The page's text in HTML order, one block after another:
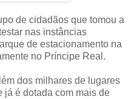
de cidadãos que tomou a
nas instâncias
de estacionamento na
no Príncipe Real.
dos milhares de lugares
já é dotada com mais de